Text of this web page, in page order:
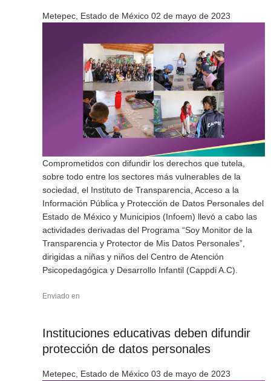
Metepec, Estado de México 02 de mayo de 2023
Comprometidos con difundir los derechos que tutela,
sobre todo entre los sectores más vulnerables de la
sociedad, el Instituto de Transparencia, Acceso a la
Información Pública y Protección de Datos Personales del
Estado de México y Municipios (Infoem) llevó a cabo las
actividades derivadas del Programa “Soy Monitor de la
Transparencia y Protector de Mis Datos Personales”,
dirigidas a niñas y niños del Centro de Atención
Psicopedagógica y Desarrollo Infantil (Cappdi A.C).
Enviado en
Instituciones educativas deben difundir
protección de datos personales
Metepec, Estado de México 03 de mayo de 2023